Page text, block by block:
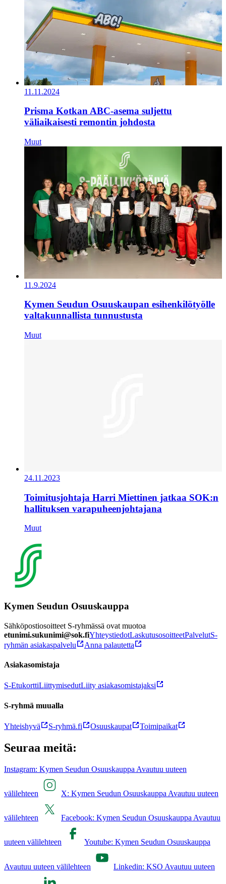
11.11.2024
Prisma Kotkan ABC-asema suljettu
väliaikaisesti remontin johdosta
Muut
11.9.2024
Kymen Seudun Osuuskaupan esihenkilötyölle
valtakunnallista tunnustusta
Muut
24.11.2023
Toimitusjohtaja Harri Miettinen jatkaa SOK:n
hallituksen varapuheenjohtajana
Muut
Kymen Seudun Osuuskauppa
Sähköpostiosoitteet S-ryhmässä ovat muotoa
etunimi.sukunimi@sok.fiYhteystiedotLaskutusosoitteetPalvelutS-
ryhmän asiakaspalvelu
Anna palautetta
Asiakasomistaja
S-EtukorttiLiittymisedutLiity asiakasomistajaksi
S-ryhmä muualla
Yhteishyvä S-ryhmä.fi Osuuskaupat Toimipaikat
Seuraa meitä:
Instagram: Kymen Seudun Osuuskauppa Avautuu uuteen
välilehteen X: Kymen Seudun Osuuskauppa Avautuu uuteen
välilehteen Facebook: Kymen Seudun Osuuskauppa Avautuu
uuteen välilehteen Youtube: Kymen Seudun Osuuskauppa
Avautuu uuteen välilehteen Linkedin: KSO Avautuu uuteen